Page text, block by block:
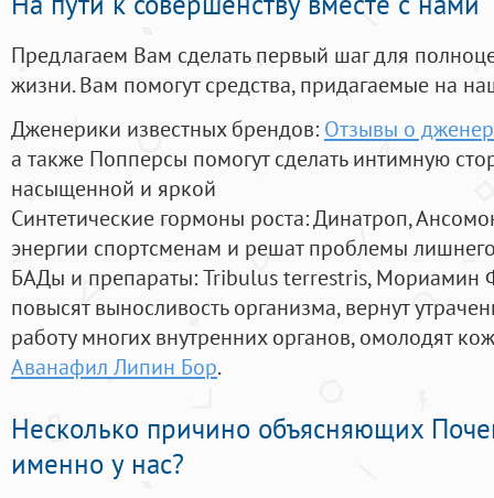
Предлагаем Вам сделать первый шаг для
жизни. Вам помогут средства, придагаемые на
Дженерики известных брендов: Отзывы о
а также Попперсы помогут сделать интимную
насыщенной и яркой
Синтетические гормоны роста: Динатроп,
энергии спортсменам и решат проблемы
БАДы и препараты:Tribulus terrestris, Мориамин
повысят выносливость организма, вернут
работу многих внутренних органов, омолодят
Аванафил Липин Бор.
Несколько причино объясняющих
именно у нас?